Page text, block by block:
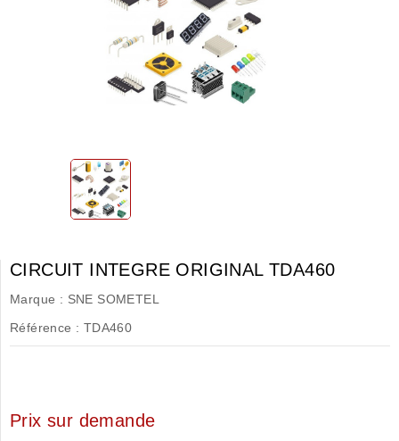
CIRCUIT INTEGRE ORIGINAL TDA460
Marque : SNE SOMETEL
Référence : TDA460
Prix sur demande